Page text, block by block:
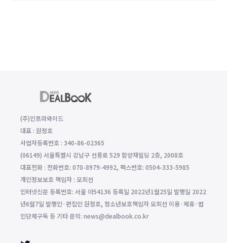
(주)인프라와이드
대표 : 원정호
사업자등록번호 : 340-86-02365
(06149) 서울특별시 강남구 선릉로 529 함양재빌딩 2층, 2008호
대표전화 : 전화번호: 070-8979-4992, 팩스번호: 0504-333-5985
개인정보보호 책임자 : 모희선
인터넷신문 등록번호: 서울 아54136 등록일 2022년1월25일 발행일 2022
년6월7일 발행인·편집인 원정호, 청소년보호책임자 모희선 이용·제휴·법
인단체구독 등 기타 문의: news@dealbook.co.kr